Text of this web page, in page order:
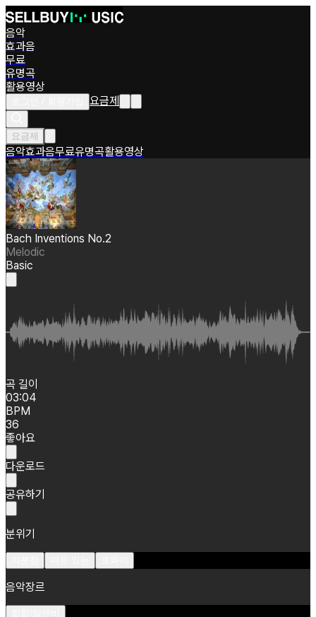
음악
효과음
무료
유명곡
활용영상
요금제
요금제
음악효과음무료유명곡활용영상
Bach Inventions No.2
Melodic
Basic
곡 길이
03:04
BPM
36
좋아요
다운로드
공유하기
분위기
음악장르